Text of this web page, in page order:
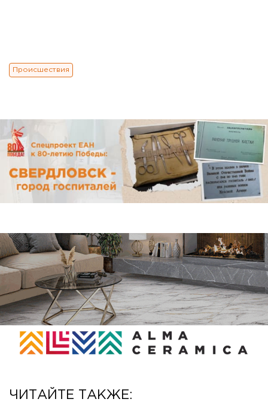
Происшествия
ЧИТАЙТЕ ТАКЖЕ: